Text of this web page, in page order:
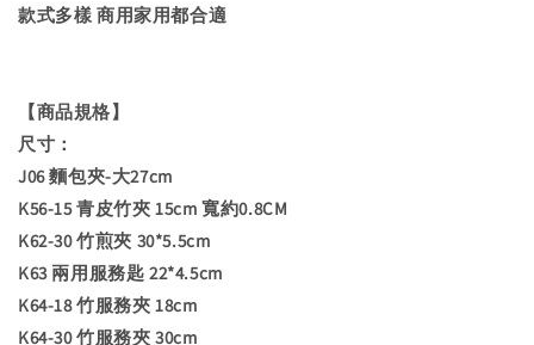
款式多樣 商用家用都合適
【商品規格】
尺寸：
J06 麵包夾-大27cm
K56-15 青皮竹夾 15cm 寬約0.8CM
K62-30 竹煎夾 30*5.5cm
K63 兩用服務匙 22*4.5cm
K64-18 竹服務夾 18cm
K64-30 竹服務夾 30cm